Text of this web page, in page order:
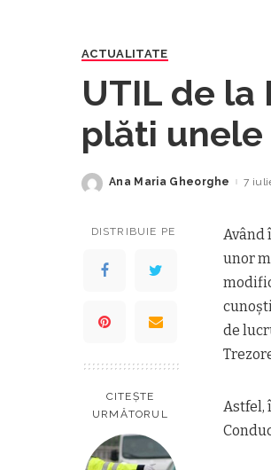
ACTUALITATE
UTIL de la
plăti unele
Posted
Ana Maria Gheorghe 7
DISTRIBUIE PE
CITEȘTE
URMĂTORUL
Având
unor
de
Astfel,